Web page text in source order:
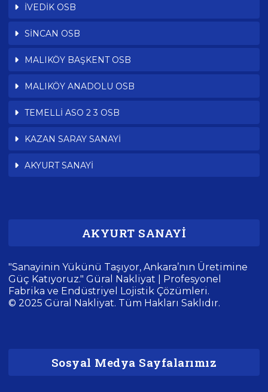
İVEDİK OSB
SİNCAN OSB
MALIKÖY BAŞKENT OSB
MALIKÖY ANADOLU OSB
TEMELLİ ASO 2 3 OSB
KAZAN SARAY SANAYİ
AKYURT SANAYİ
AKYURT SANAYİ
"Sanayinin Yükünü Taşıyor, Ankara’nın Üretimine
Güç Katıyoruz." Güral Nakliyat | Profesyonel
Fabrika ve Endüstriyel Lojistik Çözümleri.
© 2025 Güral Nakliyat. Tüm Hakları Saklıdır.
Sosyal Medya Sayfalarımız